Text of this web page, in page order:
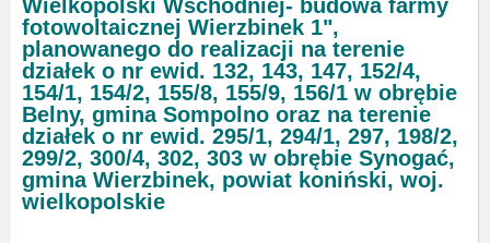
Wielkopolski Wschodniej- budowa farmy
fotowoltaicznej Wierzbinek 1",
planowanego do realizacji na terenie
działek o nr ewid. 132, 143, 147, 152/4,
154/1, 154/2, 155/8, 155/9, 156/1 w obrębie
Belny, gmina Sompolno oraz na terenie
działek o nr ewid. 295/1, 294/1, 297, 198/2,
299/2, 300/4, 302, 303 w obrębie Synogać,
gmina Wierzbinek, powiat koniński, woj.
wielkopolskie